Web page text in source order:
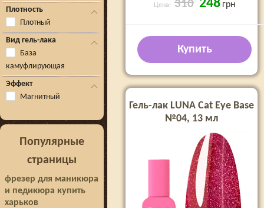
Плотность
Плотный
Вид гель-лака
База
камуфлирующая
Эффект
Магнитный
Популярные
страницы
фрезер для маникюра
и педикюра купить
харьков
Цена: 310 248 грн
Купить
Гель-лак LUNA Cat Eye Base
№04, 13 мл